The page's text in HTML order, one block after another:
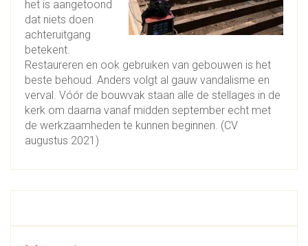
het is aangetoond
dat niets doen
achteruitgang
betekent.
Restaureren en ook gebruiken van gebouwen is het
beste behoud. Anders volgt al gauw vandalisme en
verval. Vóór de bouwvak staan alle de stellages in de
kerk om daarna vanaf midden september echt met
de werkzaamheden te kunnen beginnen. (CV
augustus 2021)